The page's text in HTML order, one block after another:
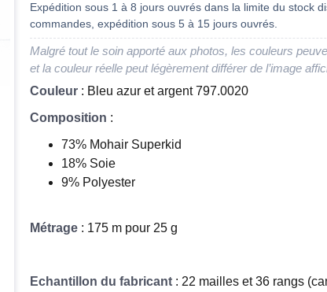
Expédition sous 1 à 8 jours ouvrés dans la limite du stock
commandes, expédition sous 5 à 15 jours ouvrés.
Malgré tout le soin apporté aux photos, les couleurs
et la couleur réelle peut légèrement différer de l’image
Couleur : Bleu azur et argent 797.0020
Composition :
73% Mohair Superkid
18% Soie
9% Polyester
Métrage : 175 m pour 25 g
Echantillon du fabricant : 22 mailles et 36 rangs